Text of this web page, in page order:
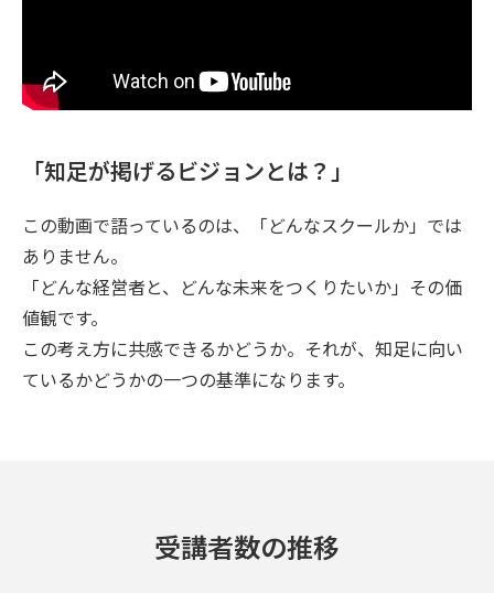
「知足が掲げるビジョンとは？」
この動画で語っているのは、「どんなスクールか」では
ありません。
「どんな経営者と、どんな未来をつくりたいか」その価
値観です。
この考え方に共感できるかどうか。それが、知足に向い
ているかどうかの一つの基準になります。
受講者数の推移